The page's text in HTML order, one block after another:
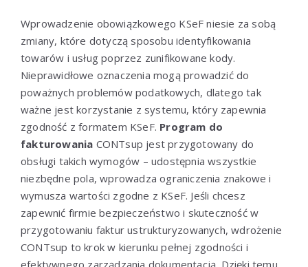
Wprowadzenie obowiązkowego KSeF niesie za sobą
zmiany, które dotyczą sposobu identyfikowania
towarów i usług poprzez zunifikowane kody.
Nieprawidłowe oznaczenia mogą prowadzić do
poważnych problemów podatkowych, dlatego tak
ważne jest korzystanie z systemu, który zapewnia
zgodność z formatem KSeF. Program do
fakturowania CONTsup jest przygotowany do
obsługi takich wymogów – udostępnia wszystkie
niezbędne pola, wprowadza ograniczenia znakowe i
wymusza wartości zgodne z KSeF. Jeśli chcesz
zapewnić firmie bezpieczeństwo i skuteczność w
przygotowaniu faktur ustrukturyzowanych, wdrożenie
CONTsup to krok w kierunku pełnej zgodności i
efektywnego zarządzania dokumentacją. Dzięki temu